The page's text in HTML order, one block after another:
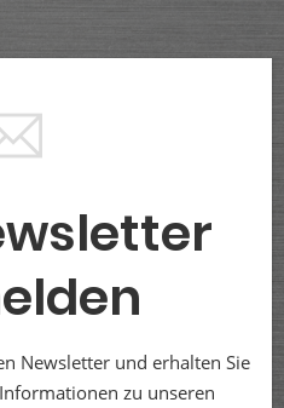
Newsletter und erhalten Sie
zu unseren